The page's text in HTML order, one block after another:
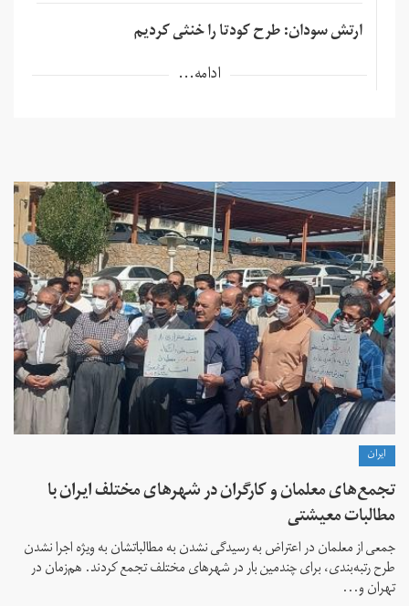
ارتش سودان: طرح کودتا را خنثی کردیم
ادامه...
ايران
تجمع‌های معلمان و کارگران در شهرهای مختلف ایران با
مطالبات معیشتی
جمعی از معلمان در اعتراض به رسیدگی نشدن به مطالباتشان به ویژه اجرا نشدن
طرح رتبه‌بندی، برای چندمین بار در شهرهای مختلف تجمع کردند. هم‌زمان در
تهران و...